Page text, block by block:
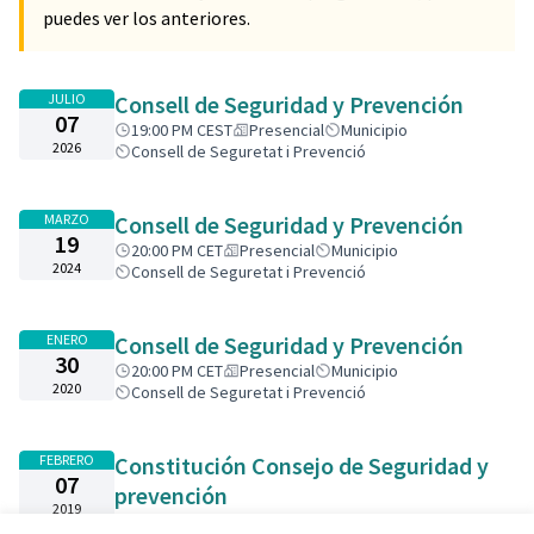
puedes ver los anteriores.
JULIO
07
2026
Consell de Seguridad y Prevención
19:00 PM CEST Presencial
Municipio
Consell de Seguretat i Prevenció
MARZO
19
2024
Consell de Seguridad y Prevención
20:00 PM CET Presencial
Municipio
Consell de Seguretat i Prevenció
ENERO
30
2020
Consell de Seguridad y Prevención
20:00 PM CET Presencial
Municipio
Consell de Seguretat i Prevenció
FEBRERO
07
2019
Constitución Consejo de Seguridad y
prevención